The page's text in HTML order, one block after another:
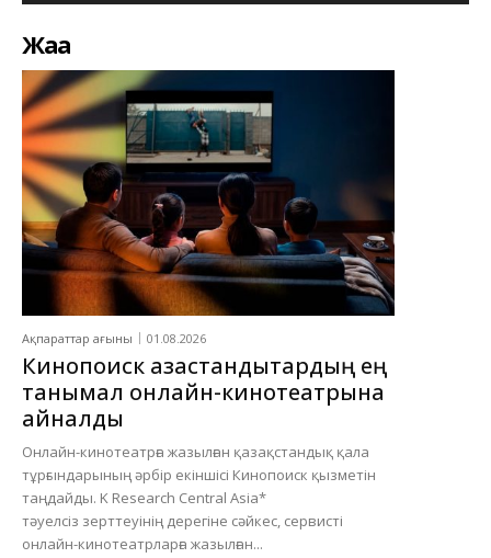
Жаңа
Ақпараттар ағыны 01.08.2026
Кинопоиск қазақстандықтардың ең
танымал онлайн-кинотеатрына
айналды
Онлайн-кинотеатрға жазылған қазақстандық қала
тұрғындарының әрбір екіншісі Кинопоиск қызметін
таңдайды. K Research Central Asia*
тәуелсіз зерттеуінің дерегіне сәйкес, сервисті
онлайн-кинотеатрларға жазылған...